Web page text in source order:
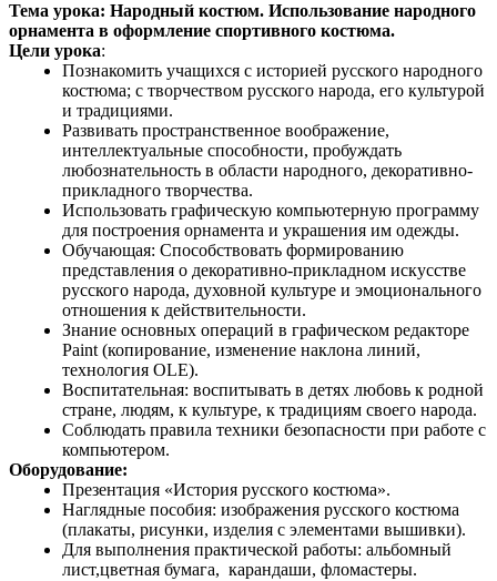
Тема урока: Народный костюм. Использование народного
орнамента в оформление спортивного костюма.
Цели урока:
Познакомить учащихся с историей русского народного
костюма; с творчеством русского народа, его культурой
и традициями.
Развивать пространственное воображение,
интеллектуальные способности, пробуждать
любознательность в области народного, декоративно-
прикладного творчества.
Использовать графическую компьютерную программу
для построения орнамента и украшения им одежды.
Обучающая: Способствовать формированию
представления о декоративно-прикладном искусстве
русского народа, духовной культуре и эмоционального
отношения к действительности.
Знание основных операций в графическом редакторе
Paint (копирование, изменение наклона линий,
технология OLE).
Воспитательная: воспитывать в детях любовь к родной
стране, людям, к культуре, к традициям своего народа.
Соблюдать правила техники безопасности при работе с
компьютером.
Оборудование:
Презентация «История русского костюма».
Наглядные пособия: изображения русского костюма
(плакаты, рисунки, изделия с элементами вышивки).
Для выполнения практической работы: альбомный
лист,цветная бумага, карандаши, фломастеры.